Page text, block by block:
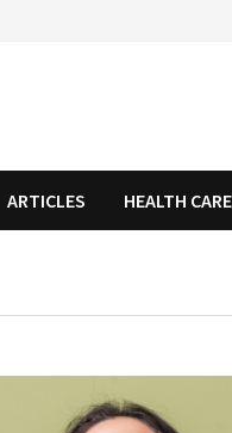
ARTICLES HEALTH CARE